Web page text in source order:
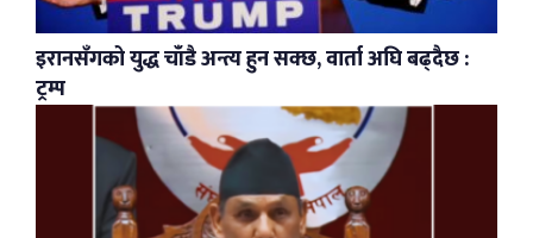
इरानसँगको युद्ध चाँडै अन्त्य हुन सक्छ, वार्ता अघि बढ्दैछ :
ट्रम्प